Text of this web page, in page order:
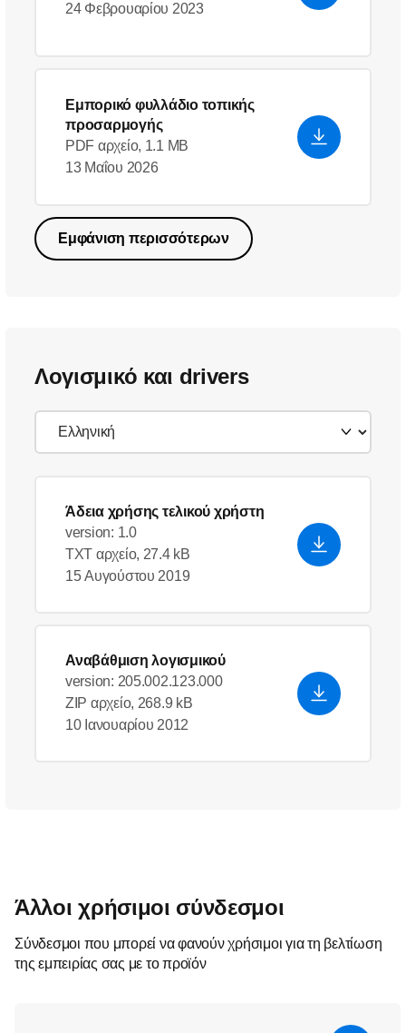
24 Φεβρουαρίου 2023
Εμπορικό φυλλάδιο τοπικής
προσαρμογής
PDF αρχείο, 1.1 MB
13 Μαΐου 2026
Εμφάνιση περισσότερων
Λογισμικό και drivers
Άδεια χρήσης τελικού χρήστη
version: 1.0
TXT αρχείο, 27.4 kB
15 Αυγούστου 2019
Αναβάθμιση λογισμικού
version: 205.002.123.000
ZIP αρχείο, 268.9 kB
10 Ιανουαρίου 2012
Άλλοι χρήσιμοι σύνδεσμοι
Σύνδεσμοι που μπορεί να φανούν χρήσιμοι για τη βελτίωση
της εμπειρίας σας με το προϊόν